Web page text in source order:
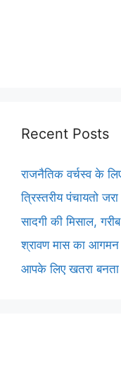
Recent Posts
राजनैतिक वर्चस्व के
त्रिस्तरीय पंचायतो
सादगी की मिसाल,
श्रावण मास का आगमन
आपके लिए खतरा